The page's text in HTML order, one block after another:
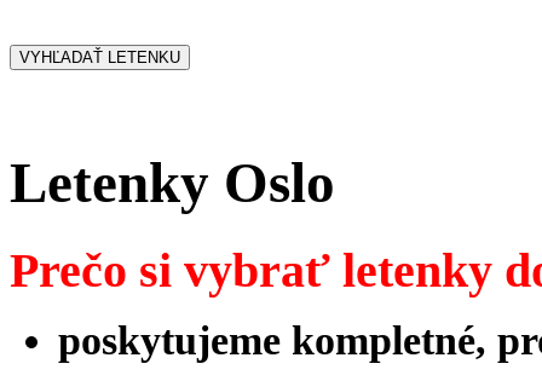
Letenky Oslo
Prečo si vybrať letenky
poskytujeme kompletné,